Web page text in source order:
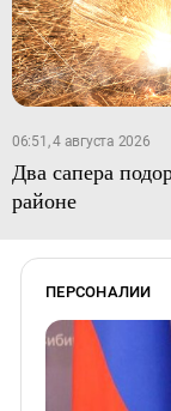
06:51, 4 августа 2026
Два сапера
районе
ПЕРСОНАЛИИ